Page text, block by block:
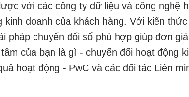
với các công ty dữ liệu và công nghệ
doanh của khách hàng. Với kiến
pháp chuyển đổi số phù hợp giúp đơn
của bạn là gì - chuyển đổi hoạt động
hoạt động - PwC và các đối tác Liên